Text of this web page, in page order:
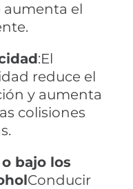
aumenta el
:El
reduce el
y aumenta
colisiones
bajo los
Conducir